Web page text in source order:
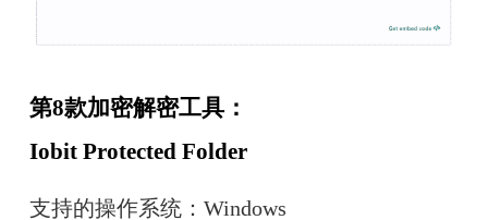
第8款加密解密工具：
Iobit Protected Folder
支持的操作系统：Windows